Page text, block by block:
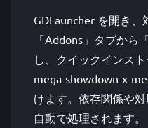
GDLauncher を開き
「Addons」タブから
し、クイックインス
mega-showdown-x-
けます。依存関係や
自動で処理されます。